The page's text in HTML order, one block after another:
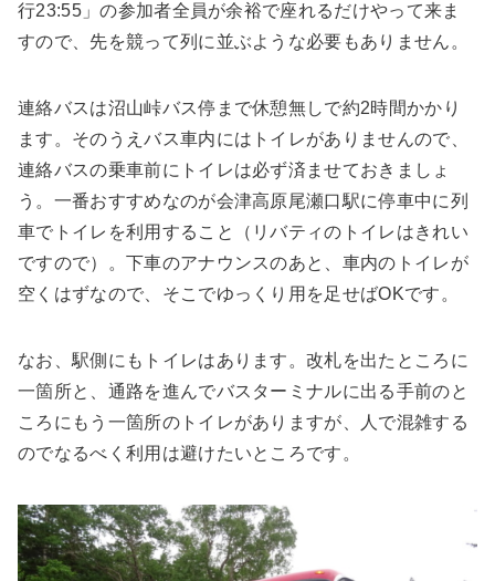
行23:55」の参加者全員が余裕で座れるだけやって来ま
すので、先を競って列に並ぶような必要もありません。
連絡バスは沼山峠バス停まで休憩無しで約2時間かかり
ます。そのうえバス車内にはトイレがありませんので、
連絡バスの乗車前にトイレは必ず済ませておきましょ
う。一番おすすめなのが会津高原尾瀬口駅に停車中に列
車でトイレを利用すること（リバティのトイレはきれい
ですので）。下車のアナウンスのあと、車内のトイレが
空くはずなので、そこでゆっくり用を足せばOKです。
なお、駅側にもトイレはあります。改札を出たところに
一箇所と、通路を進んでバスターミナルに出る手前のと
ころにもう一箇所のトイレがありますが、人で混雑する
のでなるべく利用は避けたいところです。